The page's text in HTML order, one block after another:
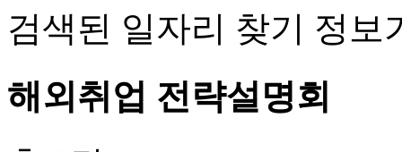
검색된 일자리 찾기 정보
해외취업 전략설명회